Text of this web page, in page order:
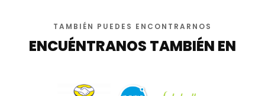
TAMBIÉN PUEDES ENCONTRARNOS
ENCUÉNTRANOS TAMBIÉN EN